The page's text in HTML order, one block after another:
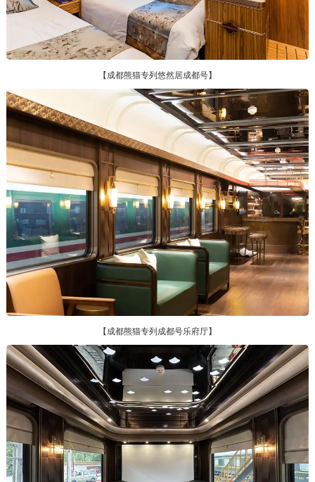
【成都熊猫专列悠然居成都号】
【成都熊猫专列成都号乐府厅】